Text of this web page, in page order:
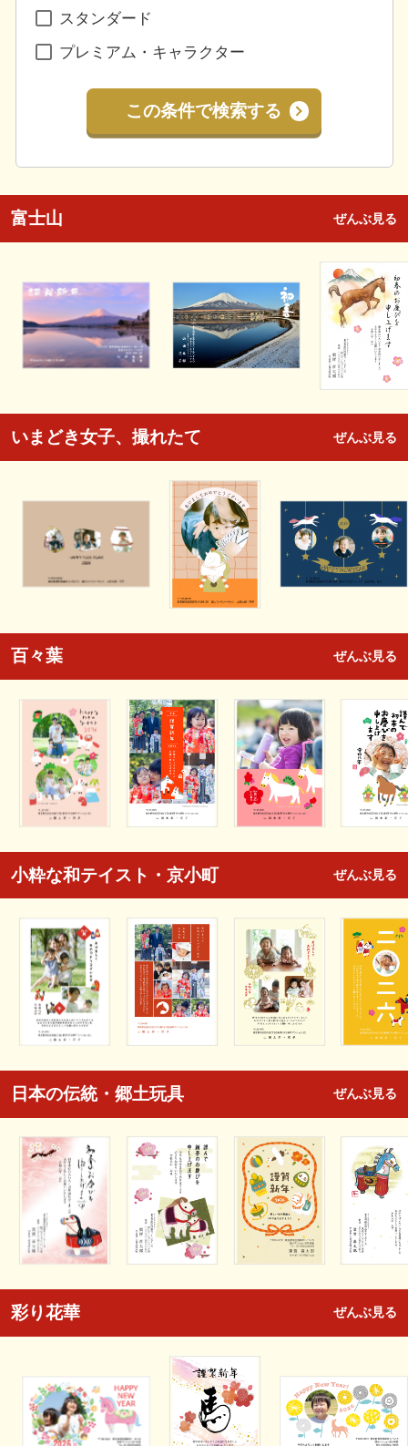
スタンダード
プレミアム・キャラクター
この条件で検索する
富士山 ぜんぶ見る
いまどき女子、撮れたて ぜんぶ見る
百々葉 ぜんぶ見る
小粋な和テイスト・京小町 ぜんぶ見る
日本の伝統・郷土玩具 ぜんぶ見る
彩り花華 ぜんぶ見る